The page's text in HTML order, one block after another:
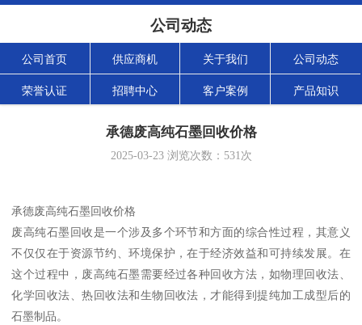
公司动态
公司首页 供应商机 关于我们 公司动态
荣誉认证 招聘中心 客户案例 产品知识
承德废高纯石墨回收价格
2025-03-23浏览次数： 531次
承德废高纯石墨回收价格
废高纯石墨回收是一个涉及多个环节和方面的综合性过程，其意义
不仅仅在于资源节约、环境保护，在于经济效益和可持续发展。在
这个过程中，废高纯石墨需要经过各种回收方法，如物理回收法、
化学回收法、热回收法和生物回收法，才能得到提纯加工成型后的
石墨制品。